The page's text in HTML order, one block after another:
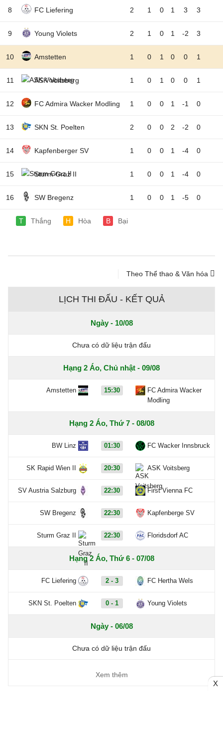
8 FC Liefering 2 1 0 1 3 3
9 Young Violets 2 1 0 1 -2 3
10 Amstetten 1 0 1 0 0 1
11 ASK Voitsberg 1 0 1 0 0 1
12 FC Admira Wacker Modling 1 0 0 1 -1 0
13 SKN St. Poelten 2 0 0 2 -2 0
14 Kapfenberger SV 1 0 0 1 -4 0
15 Sturm Graz II 1 0 0 1 -4 0
16 SW Bregenz 1 0 0 1 -5 0
T Thắng H Hòa B Bại
Theo Thể thao & Văn hóa
LỊCH THI ĐẤU - KẾT QUẢ
Ngày - 10/08
Chưa có dữ liệu trận đấu
Hạng 2 Áo, Chủ nhật - 09/08
Amstetten 15:30
FC Admira Wacker
Modling
Hạng 2 Áo, Thứ 7 - 08/08
BW Linz 01:30 FC Wacker Innsbruck
SK Rapid Wien II 20:30 ASK Voitsberg
SV Austria Salzburg 22:30 First Vienna FC
SW Bregenz 22:30 Kapfenberge SV
Sturm Graz II 22:30 Floridsdorf AC
Hạng 2 Áo, Thứ 6 - 07/08
FC Liefering 2 - 3 FC Hertha Wels
SKN St. Poelten 0 - 1 Young Violets
Ngày - 06/08
Chưa có dữ liệu trận đấu
Xem thêm
X